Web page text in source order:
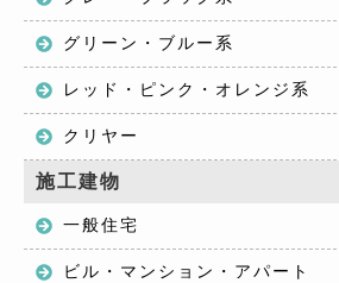
グリーン・ブルー系
レッド・ピンク・オレンジ系
クリヤー
施工建物
一般住宅
ビル・マンション・アパート